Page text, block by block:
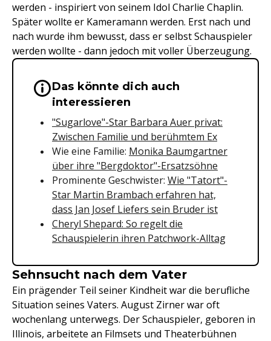
werden - inspiriert von seinem Idol Charlie Chaplin.
Später wollte er Kameramann werden. Erst nach und
nach wurde ihm bewusst, dass er selbst Schauspieler
werden wollte - dann jedoch mit voller Überzeugung.
Wichtige Hinweise &
Das könnte dich auch
interessieren
"Sugarlove"-Star Barbara Auer privat:
Zwischen Familie und berühmtem Ex
Wie eine Familie: Monika Baumgartner
über ihre "Bergdoktor"-Ersatzsöhne
Prominente Geschwister: Wie "Tatort"-
Star Martin Brambach erfahren hat,
dass Jan Josef Liefers sein Bruder ist
Cheryl Shepard: So regelt die
Schauspielerin ihren Patchwork-Alltag
Sehnsucht nach dem Vater
Ein prägender Teil seiner Kindheit war die berufliche
Situation seines Vaters. August Zirner war oft
wochenlang unterwegs. Der Schauspieler, geboren in
Illinois, arbeitete an Filmsets und Theaterbühnen